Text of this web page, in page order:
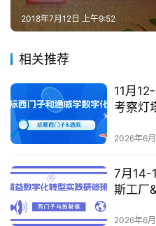
2018年7月12日 上午9:52
相关推荐
11月
考察灯
2026年6
7月14-
斯工厂
2026年6